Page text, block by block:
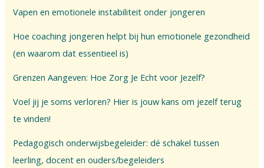
Vapen en emotionele instabiliteit onder jongeren
Hoe coaching jongeren helpt bij hun emotionele gezondheid
(en waarom dat essentieel is)
Grenzen Aangeven: Hoe Zorg Je Echt voor Jezelf?
Voel jij je soms verloren? Hier is jouw kans om jezelf terug
te vinden!
Pedagogisch onderwijsbegeleider: dé schakel tussen
leerling, docent en ouders/begeleiders